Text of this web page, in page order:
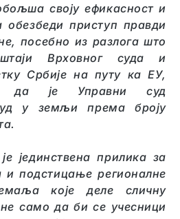
своју ефикасност и
обезбеди приступ правди
посебно из разлога што
Врховног суда и
Србије на путу ка ЕУ,
да је Управни суд
у земљи према броју
јединствена прилика за
и подстицање регионалне
које деле сличну
не само да би се учесници